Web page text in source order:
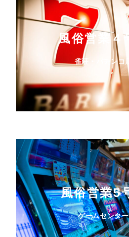
風俗営業４
雀荘・パチンコ
風俗営業5
ゲームセンタ